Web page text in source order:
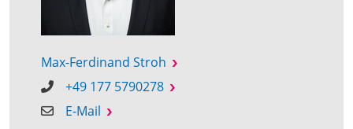
Max-Ferdinand Stroh
+49 177 5790278
E-Mail